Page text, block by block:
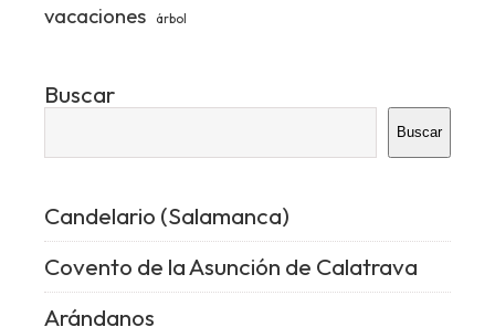
vacaciones árbol
Buscar
Buscar
Candelario (Salamanca)
Covento de la Asunción de Calatrava
Arándanos